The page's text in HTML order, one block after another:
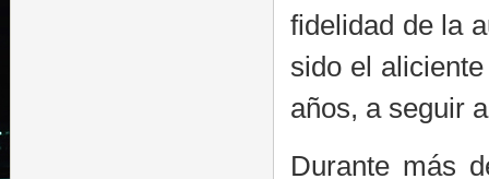
fidelidad de la
sido el
años, a seguir
Durante más